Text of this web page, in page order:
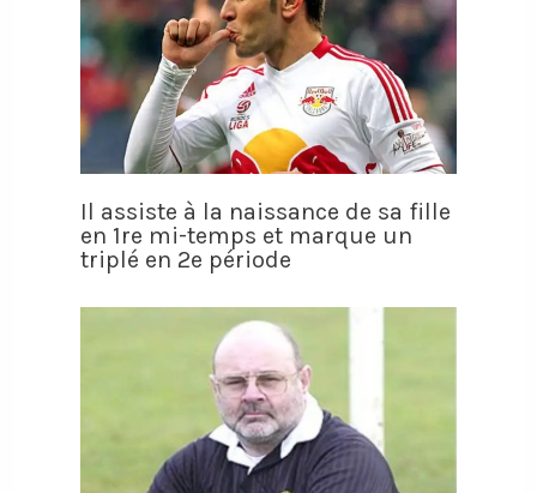
Il assiste à la naissance de sa fille
en 1re mi-temps et marque un
triplé en 2e période